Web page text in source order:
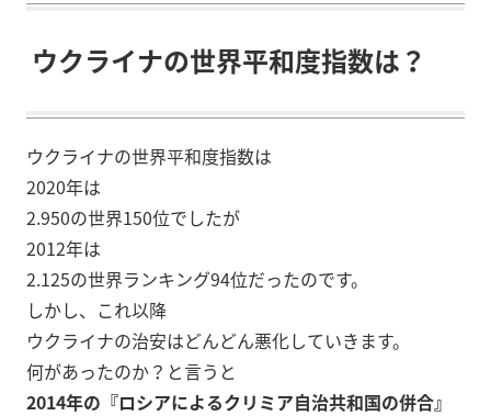
ウクライナの世界平和度指数は？
ウクライナの世界平和度指数は
2020年は
2.950の世界150位でしたが
2012年は
2.125の世界ランキング94位だったのです。
しかし、これ以降
ウクライナの治安はどんどん悪化していきます。
何があったのか？と言うと
2014年の『ロシアによるクリミア自治共和国の併合』